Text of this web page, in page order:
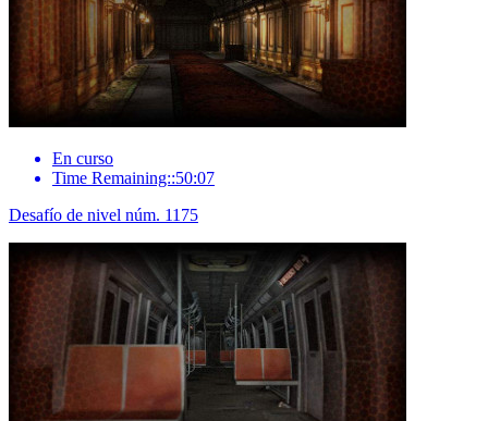
En curso
Time Remaining::50:07
Desafío de nivel núm. 1175